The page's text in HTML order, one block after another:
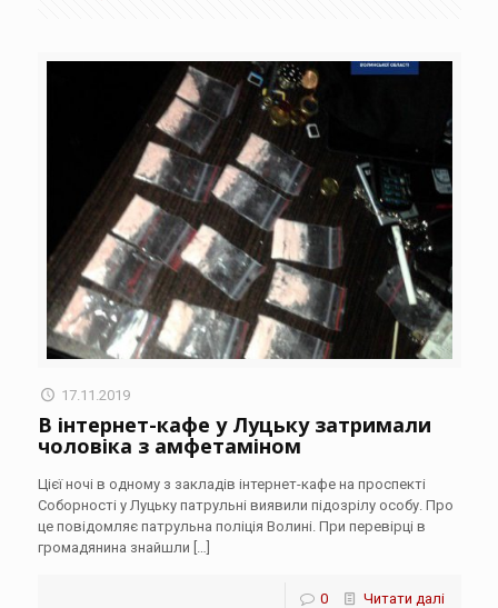
17.11.2019
В інтернет-кафе у Луцьку затримали
чоловіка з амфетаміном
Цієї ночі в одному з закладів інтернет-кафе на проспекті
Соборності у Луцьку патрульні виявили підозрілу особу. Про
це повідомляє патрульна поліція Волині. При перевірці в
громадянина знайшли […]
0 Читати далі